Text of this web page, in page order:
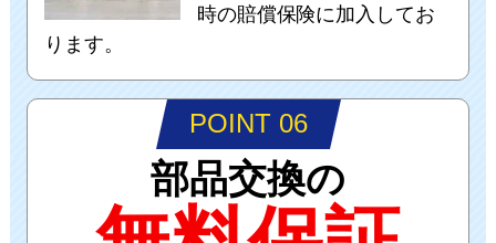
時の賠償保険に加入してお
ります。
POINT 06
部品交換の